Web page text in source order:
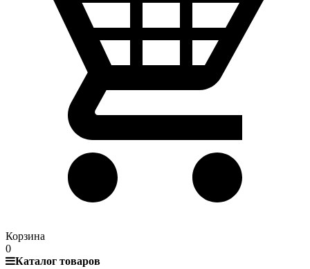
Корзина
0
Каталог товаров